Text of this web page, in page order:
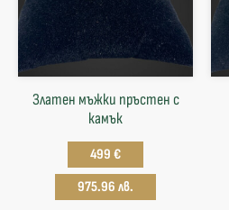
Златен мъжки пръстен с
камък
499 €
975.96 лв.